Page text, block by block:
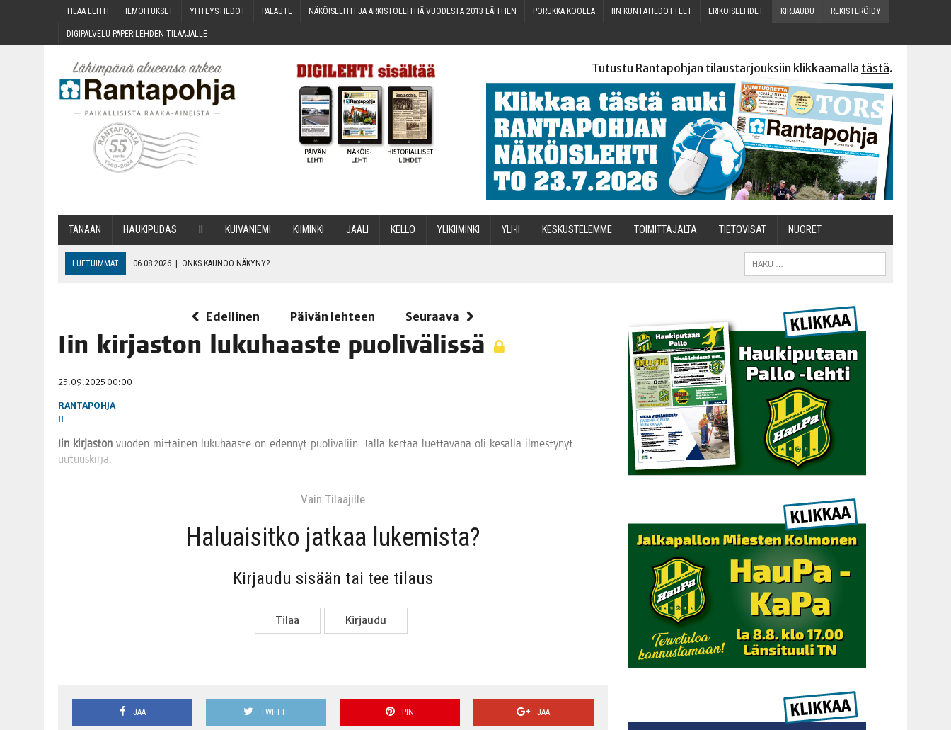
TILAA LEH­TI ILMOI­TUK­SET YHTEYS­TIE­DOT PALAU­TE NÄKÖIS­LEH­TI JA ARKIS­TO­LEH­TIÄ VUO­DES­TA 2013 LÄHTIEN PORUK­KA KOOLLA IIN KUN­TA­TIE­DOT­TEET ERI­KOIS­LEH­DET KIR­JAU­DU REKIS­TE­RÖI­DY
DIGI­PAL­VE­LU PAPE­RI­LEH­DEN TILAAJALLE
Tutustu Rantapohjan tilaustarjouksiin klikkaamalla tästä.
TÄNÄÄN HAU­KI­PU­DAS KUI­VA­NIE­MI KII­MIN­KI JÄÄ­LI KEL­LO YLI­KII­MIN­KI YLI-II KES­KUS­TE­LEM­ME TOI­MIT­TA­JAL­TA TIETOVISAT NUO­RET
LUETUIMMAT 06.08.2026 | ONKS KAU­NOO NÄKYNY?
OPIN­TOI­HIN KAN­SA­LAIS­OPIS­TOS­SA VOI SAA­DA AVUSTUSTA
06.08.2026 | TOI­VEI­DEN KOTI IISTÄ!
06.08.2026 | KII­MIN­KI­PÄI­VÄT JÄR­JES­TE­TÄÄN PERIN­TEI­TÄ KUNNIOITTAEN
Edellinen Päivän lehteen Seuraava
Iin kir­jas­ton luku­haas­te puolivälissä
25.09.2025 00:00
RANTAPOHJA
II
Iin kir­jas­ton vuo­den mit­tai­nen luku­haas­te on eden­nyt puo­li­vä­liin. Täl­lä ker­taa luet­ta­va­na oli kesäl­lä ilmes­ty­nyt
uutuuskirja.
Vain Tilaa­jil­le
Haluai­sit­ko jat­kaa lukemista?
Kir­jau­du sisään tai tee tilaus
Tilaa Kir­jau­du
JAA TWIITTI PIN JAA